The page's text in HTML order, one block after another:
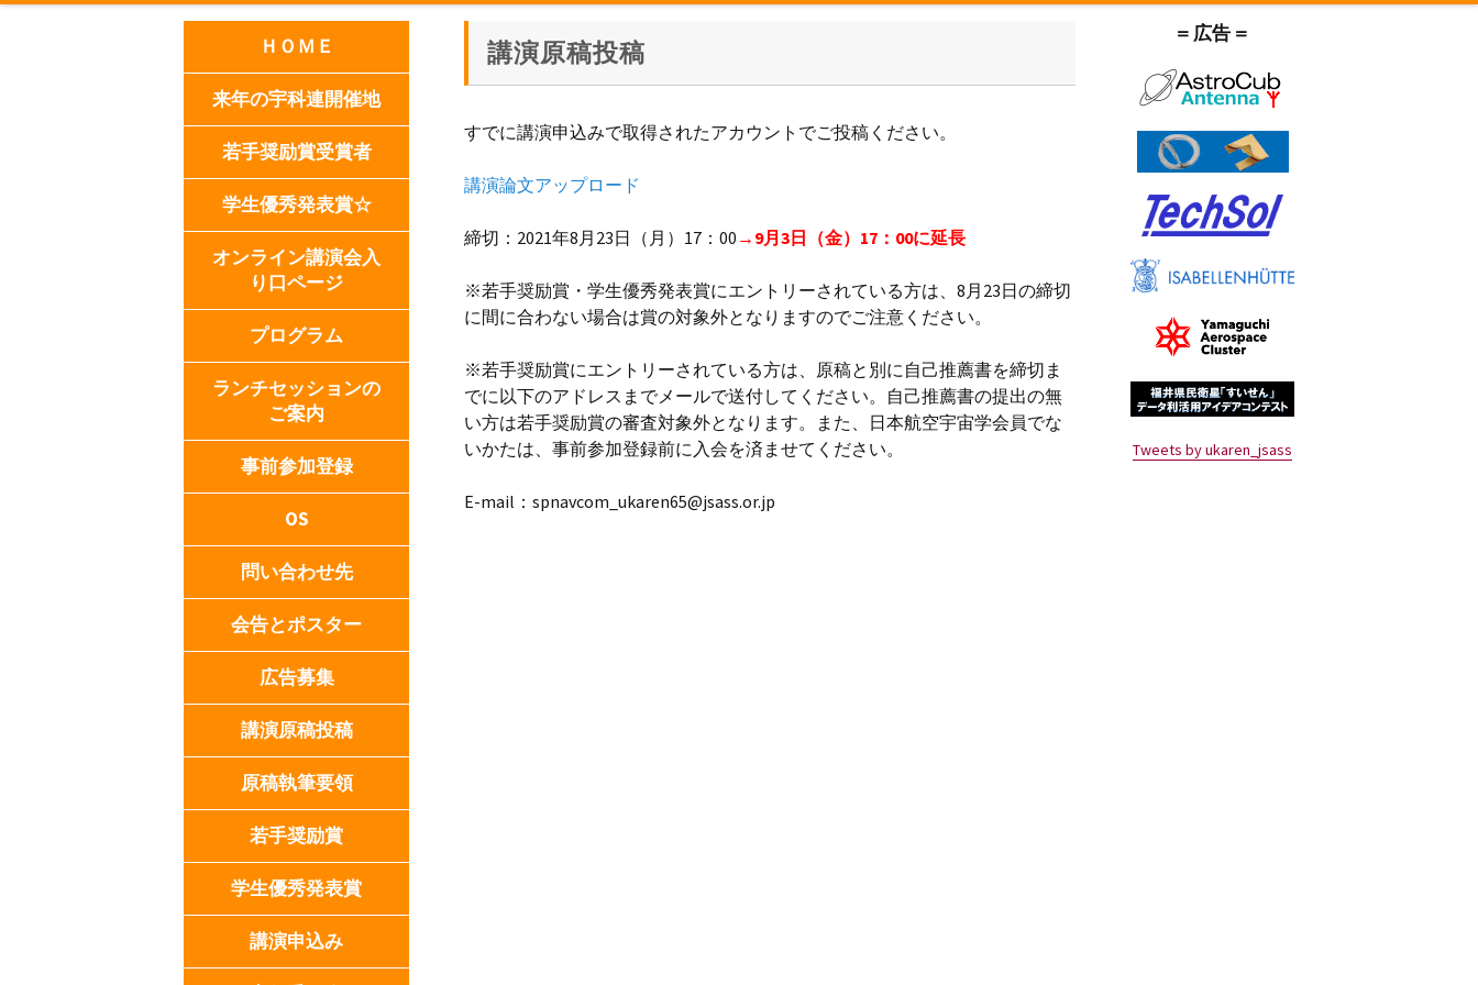
ＨＯＭＥ
来年の宇科連開催地
若手奨励賞受賞者
学生優秀発表賞☆
オンライン講演会入
り口ページ
プログラム
ランチセッションの
ご案内
事前参加登録
OS 各OSの紹介
問い合わせ先
会告とポスター
広告募集
講演原稿投稿
原稿執筆要領
若手奨励賞
学生優秀発表賞
講演申込み
講演原稿投稿
すでに講演申込みで取得されたアカウントでご投稿ください。
講演論文アップロード
締切：2021年8月23日（月）17：00 →9月3日（金）17：00に延長
※若手奨励賞・学生優秀発表賞にエントリーされている方は、8月23日の締切
に間に合わない場合は賞の対象外となりますのでご注意ください。
※若手奨励賞にエントリーされている方は、原稿と別に自己推薦書を締切ま
でに以下のアドレスまでメールで送付してください。自己推薦書の提出の無
い方は若手奨励賞の審査対象外となります。また、日本航空宇宙学会員でな
いかたは、事前参加登録前に入会を済ませてください。
E-mail：spnavcom_ukaren65@jsass.or.jp
＝広告＝
Tweets by ukaren_jsass